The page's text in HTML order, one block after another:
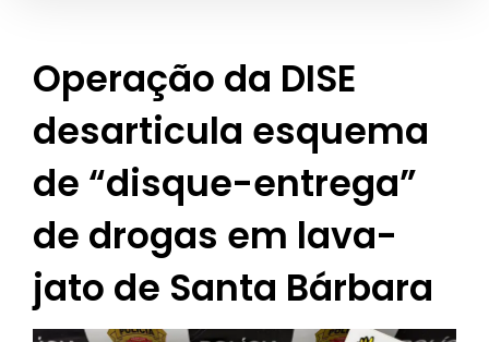
Operação da DISE
desarticula esquema
de “disque-entrega”
de drogas em lava-
jato de Santa Bárbara